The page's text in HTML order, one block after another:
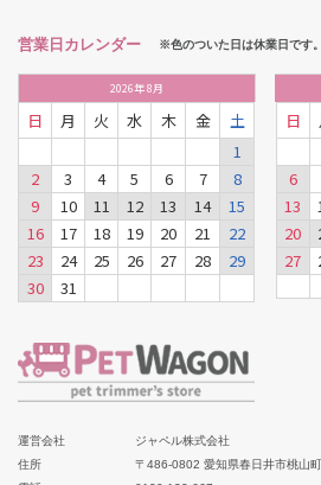
営業日カレンダー ※色のついた日は休業日です。
2026年8月
日 月 火 水 木 金
土
1
2
3 4 5 6 7
8
9
10 11 12 13 14
15
16
17 18 19 20 21
22
23
24 25 26 27 28
29
30
31
日
6
13
20
27
運営会社
ジャペル株式会社
住所
〒486-0802 愛知県春日井市桃山